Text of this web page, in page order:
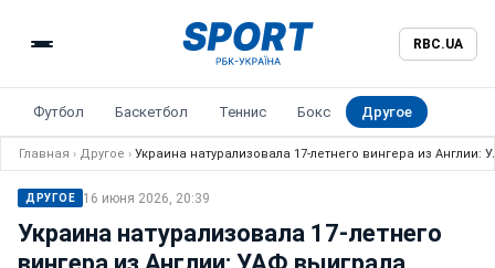
RBC.UA
Футбол Баскетбол Теннис Бокс Другое
Главная › Другое › Украина натурализовала 17-летнего вингера из Англии:
ДРУГОЕ 16 июня 2026, 20:39
Украина натурализовала 17-летнего